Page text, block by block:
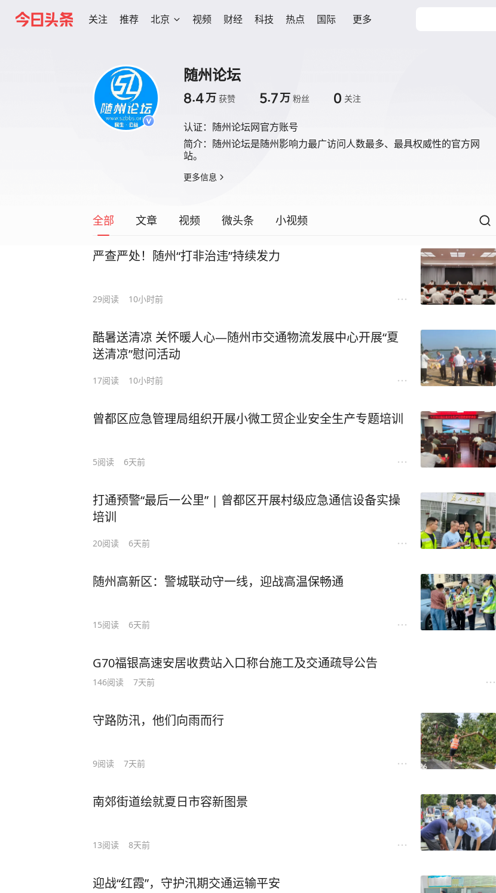
关注 推荐 北京 视频 财经 科技 热点 国际 更多
随州论坛
8.4万 获赞 5.7万 粉丝 0 关注
认证： 随州论坛网官方账号
简介： 随州论坛是随州影响力最广访问人数最多、最具权威性的官方网
站。
更多信息
全部 文章 视频 微头条 小视频
严查严处！随州“打非治违”持续发力
29阅读 10小时前
酷暑送清凉 关怀暖人心—随州市交通物流发展中心开展“夏
送清凉”慰问活动
17阅读 10小时前
曾都区应急管理局组织开展小微工贸企业安全生产专题培训
5阅读 6天前
打通预警“最后一公里” | 曾都区开展村级应急通信设备实操
培训
20阅读 6天前
随州高新区：警城联动守一线，迎战高温保畅通
15阅读 6天前
G70福银高速安居收费站入口称台施工及交通疏导公告
146阅读 7天前
守路防汛，他们向雨而行
9阅读 7天前
南郊街道绘就夏日市容新图景
13阅读 8天前
迎战“红霞”，守护汛期交通运输平安